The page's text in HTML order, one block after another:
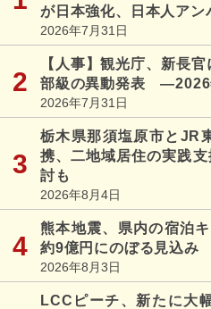
が日本強化、日本人アン
2026年7月31日
【人事】観光庁、新長
部級の異動発表 ―2026
2026年7月31日
栃木県那須塩原市とJR
携、二地域居住の実践
討も
2026年8月4日
熊本地震、県内の宿泊
約9億円にのぼる見込み
2026年8月3日
LCCピーチ、新たに大